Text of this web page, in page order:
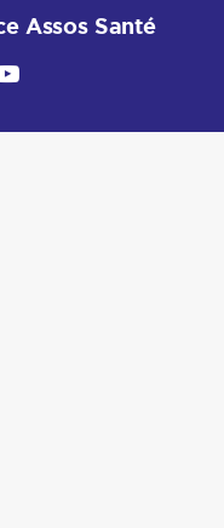
Assos Santé